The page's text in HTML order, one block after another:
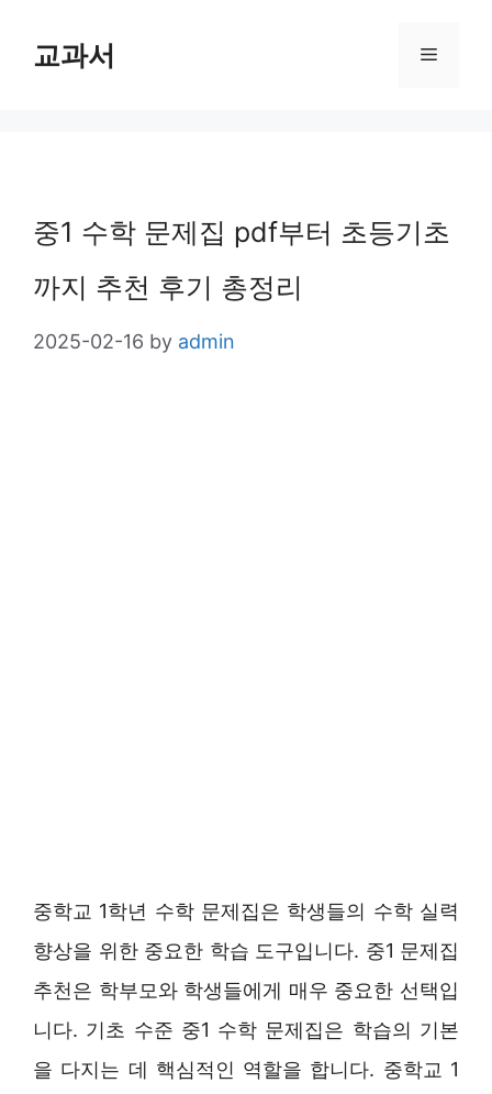
교과서 Menu
중1 수학 문제집 pdf부터 초등기초
까지 추천 후기 총정리
2025-02-16 by admin
중학교 1학년 수학 문제집은 학생들의 수학 실력
향상을 위한 중요한 학습 도구입니다. 중1 문제집
추천은 학부모와 학생들에게 매우 중요한 선택입
니다. 기초 수준 중1 수학 문제집은 학습의 기본
을 다지는 데 핵심적인 역할을 합니다. 중학교 1